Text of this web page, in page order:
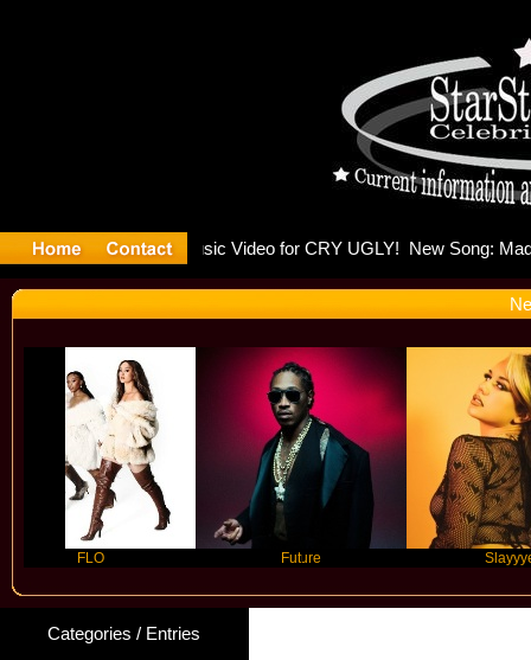
Is
Categories / Entries